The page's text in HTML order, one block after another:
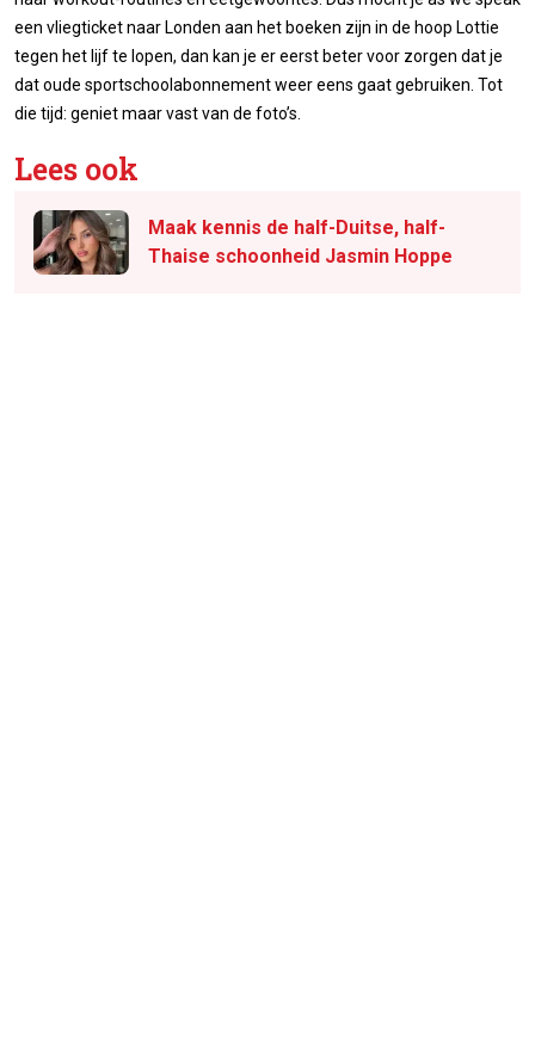
een vliegticket naar Londen aan het boeken zijn in de hoop Lottie
tegen het lijf te lopen, dan kan je er eerst beter voor zorgen dat je
dat oude sportschoolabonnement weer eens gaat gebruiken. Tot
die tijd: geniet maar vast van de foto’s.
Lees ook
Maak kennis de half-Duitse, half-
Thaise schoonheid Jasmin Hoppe